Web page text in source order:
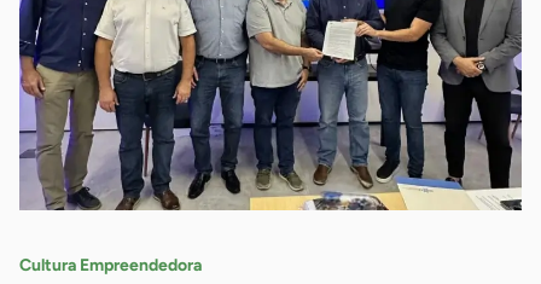
Cultura Empreendedora